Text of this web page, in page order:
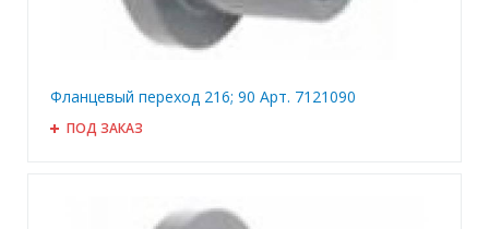
Фланцевый переход 216; 90 Арт. 7121090
ПОД ЗАКАЗ